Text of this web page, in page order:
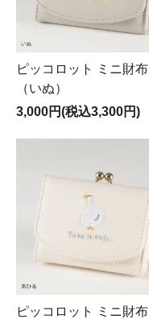
ピッコロット ミニ財布
（いぬ）
3,000円(税込3,300円)
ピッコロット ミニ財布